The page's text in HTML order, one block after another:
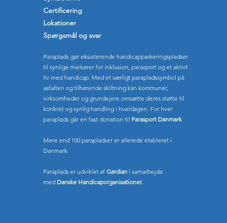
Certificering
Lokationer
Spørgsmål og svar
Paraplads gør eksisterende handicapparkeringspladser
til synlige markører for inklusion, parasport og et aktivt
liv med handicap. Med et særligt parapladssymbol på
asfalten og tilhørende skiltning kan kommuner,
virksomheder og grundejere omsætte deres støtte til
konkret og synlig handling i hverdagen. For hver
paraplads går en fast donation til Parasport Danmark
Mere end 100 parapladser er allerede etableret i
Danmark.
Paraplads er udviklet afGardian i samarbejde
med Danske Handicaporganisationer.